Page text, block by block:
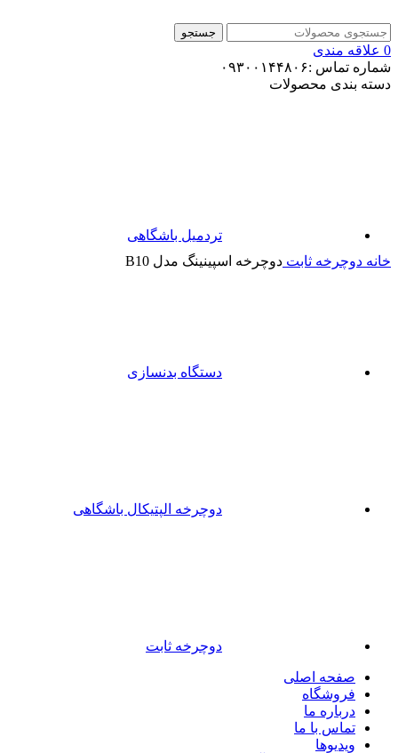
جستجو
0 علاقه مندی
شماره تماس :۰۹۳۰۰۱۴۴۸۰۶
دسته بندی محصولات
تردمیل باشگاهی
دستگاه بدنسازی
دوچرخه الپتیکال باشگاهی
دوچرخه ثابت
صفحه اصلی
فروشگاه
درباره ما
تماس با ما
ویدیوها
خانه دوچرخه ثابت دوچرخه اسپینینگ مدل B10